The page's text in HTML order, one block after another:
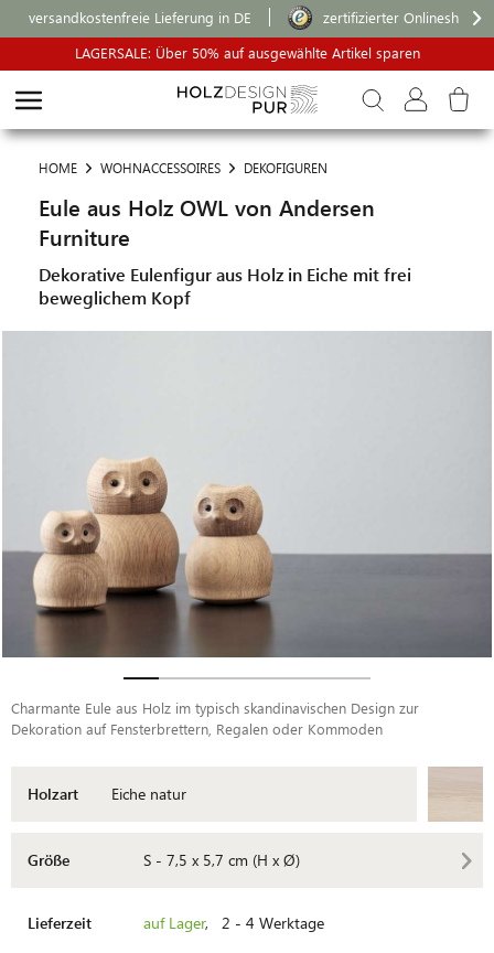
versandkostenfreie Lieferung in DE
zertifizierter Onlineshop
LAGERSALE: Über 50% auf ausgewählte Artikel sparen
HOME WOHNACCESSOIRES DEKOFIGUREN
Eule aus Holz OWL von Andersen
Furniture
Dekorative Eulenfigur aus Holz in Eiche mit frei
beweglichem Kopf
Charmante Eule aus Holz im typisch skandinavischen Design zur
Dekoration auf Fensterbrettern, Regalen oder Kommoden
Holzart Eiche natur
Größe S - 7,5 x 5,7 cm (H x Ø)
Lieferzeit auf Lager, 2 - 4 Werktage